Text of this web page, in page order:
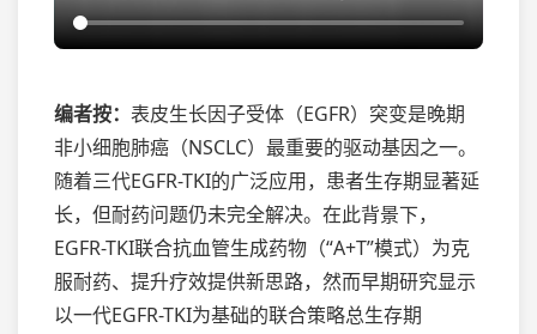
编者按： 表皮生长因子受体（EGFR）突变是晚期
非小细胞肺癌（NSCLC）最重要的驱动基因之一。
随着三代EGFR-TKI的广泛应用，患者生存期显著延
长，但耐药问题仍未完全解决。在此背景下，
EGFR-TKI联合抗血管生成药物（“A+T”模式）为克
服耐药、提升疗效提供新思路，然而早期研究显示
以一代EGFR-TKI为基础的联合策略总生存期